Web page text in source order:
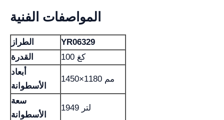
المواصفات الفنية
الطراز
YR06329
القدرة
100 كغ
أبعاد
الأسطوانة
1450×1180 مم
سعة
الأسطوانة
1949 لتر